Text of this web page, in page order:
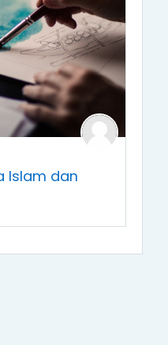
Islam dan